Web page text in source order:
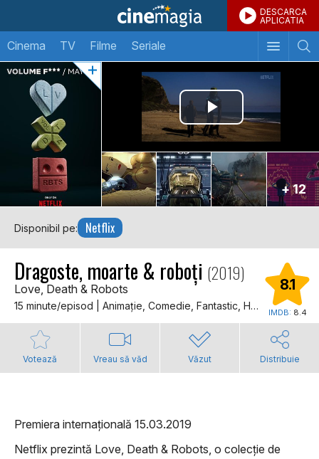
DESCARCA
APLICATIA
Cinema TV Filme Seriale
+ 12
Disponibil pe: Netflix
Dragoste, moarte & roboți (2019)
Love, Death & Robots
15 minute/episod | Animaţie, Comedie, Fantastic, Horror, SF
8.1
IMDB: 8.4
Votează Vreau să văd Văzut Distribuie
Premiera internațională 15.03.2019
Netflix prezintă Love, Death & Robots, o colecție de